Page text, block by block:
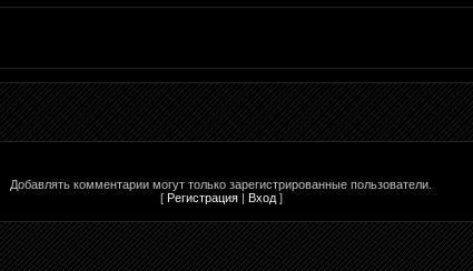
Добавлять комментарии могут только зарегистрированные пользователи.
[ Регистрация| Вход]